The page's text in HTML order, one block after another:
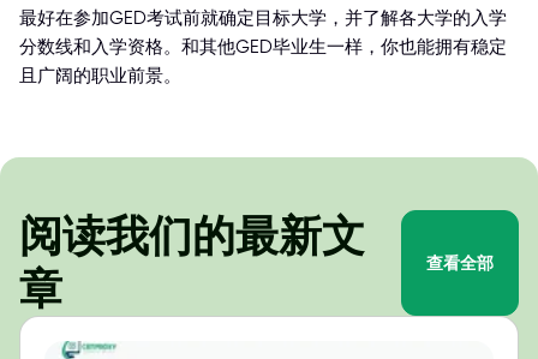
最好在参加GED考试前就确定目标大学，并了解各大学的入学
分数线和入学资格。和其他GED毕业生一样，你也能拥有稳定
且广阔的职业前景。
阅读我们的最新文
章
查看全部